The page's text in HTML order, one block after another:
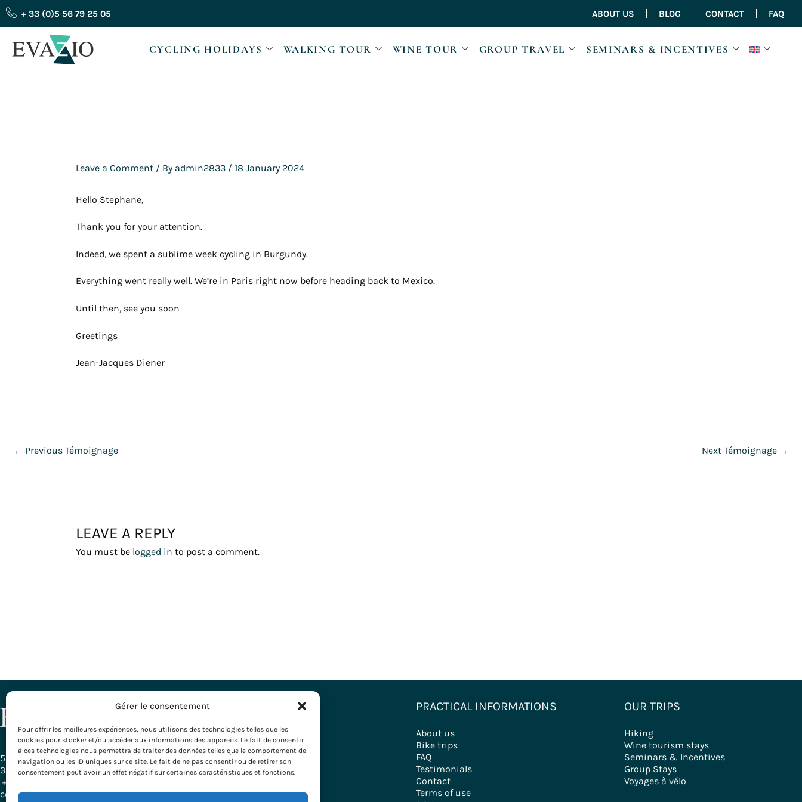
Gérer le consentement
Pour offrir les meilleures expériences, nous utilisons des technologies telles que les
cookies pour stocker et/ou accéder aux informations des appareils. Le fait de consentir
à ces technologies nous permettra de traiter des données telles que le comportement de
navigation ou les ID uniques sur ce site. Le fait de ne pas consentir ou de retirer son
consentement peut avoir un effet négatif sur certaines caractéristiques et fonctions.
Skip
to
content
+ 33 (0)5 56 79 25 05 ABOUT US BLOG CONTACT FAQ
CYCLING HOLIDAYS WALKING TOUR WINE TOUR GROUP TRAVEL SEMINARS & INCENTIVES
Leave a Comment / By admin2833 / 18 January 2024
Hello Stephane,
Thank you for your attention.
Indeed, we spent a sublime week cycling in Burgundy.
Everything went really well. We’re in Paris right now before heading back to Mexico.
Until then, see you soon
Greetings
Jean-Jacques Diener
← Previous Témoignage Next Témoignage →
LEAVE A REPLY
You must be logged in to post a comment.
58, Rue Ferrère
33000 Bordeaux - France
+ 33 (0)5 56 79 25 05
contact@evazio.com
DESTINATIONS
All our Destinations
Bordeaux – Gironde
Burgundy
Basque Country
Rhône-Alpes
PRACTICAL INFORMATIONS
About us
Bike trips
FAQ
Testimonials
Contact
Terms of use
OUR TRIPS
Hiking
Wine tourism stays
Seminars & Incentives
Group Stays
Voyages à vélo